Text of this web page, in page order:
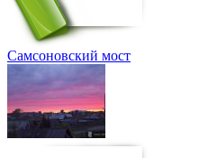
Самсоновский мост